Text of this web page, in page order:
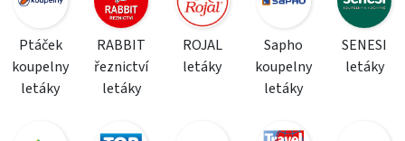
Ptáček
koupelny
letáky
RABBIT
řeznictví
letáky
ROJAL
letáky
Sapho
koupelny
letáky
SENESI
letáky